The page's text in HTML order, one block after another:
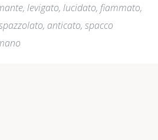
levigato, lucidato, fiammato,
anticato, spacco